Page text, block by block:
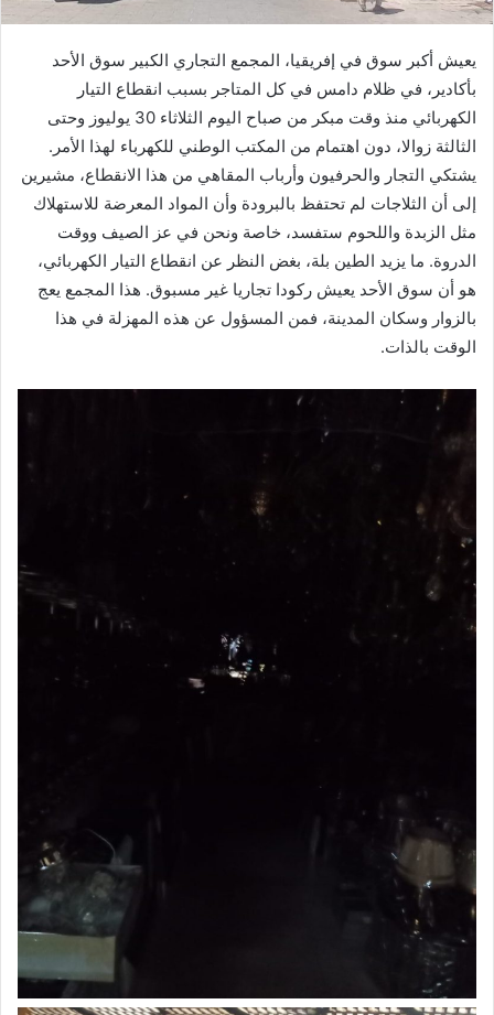
يعيش أكبر سوق في إفريقيا، المجمع التجاري الكبير سوق الأحد
بأكادير، في ظلام دامس في كل المتاجر بسبب انقطاع التيار
الكهربائي منذ وقت مبكر من صباح اليوم الثلاثاء 30 يوليوز وحتى
الثالثة زوالا، دون اهتمام من المكتب الوطني للكهرباء لهذا الأمر.
يشتكي التجار والحرفيون وأرباب المقاهي من هذا الانقطاع، مشيرين
إلى أن الثلاجات لم تحتفظ بالبرودة وأن المواد المعرضة للاستهلاك
مثل الزبدة واللحوم ستفسد، خاصة ونحن في عز الصيف ووقت
الدروة. ما يزيد الطين بلة، بغض النظر عن انقطاع التيار الكهربائي،
هو أن سوق الأحد يعيش ركودا تجاريا غير مسبوق. هذا المجمع يعج
بالزوار وسكان المدينة، فمن المسؤول عن هذه المهزلة في هذا
الوقت بالذات.